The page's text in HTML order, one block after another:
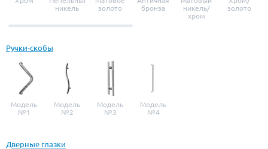
никель
золото
бронза
никель/
хром
золото
Ручки-скобы
Модель
№1
Модель
№2
Модель
№3
Модель
№4
Дверные глазки